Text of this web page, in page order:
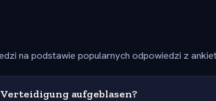
na podstawie popularnych odpowiedzi z
aufgeblasen?